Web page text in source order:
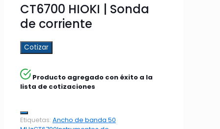
CT6700 HIOKI | Sonda
de corriente
Cotizar
Producto agregado con éxito a la
lista de cotizaciones
Etiquetas: Ancho de banda 50